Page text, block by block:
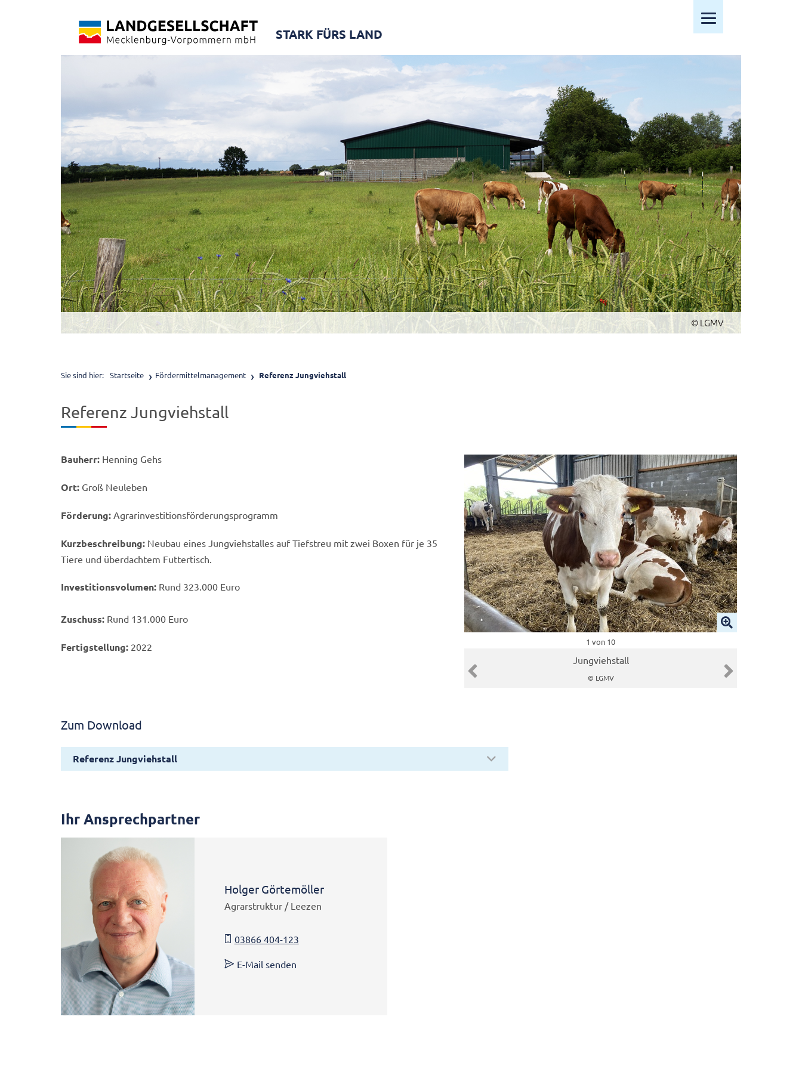
STARK FÜRS LAND
Mobiles Menü öffnen
© LGMV
Sie sind hier: Startseite Fördermittelmanagement Referenz Jungviehstall
Referenz Jungviehstall
Bauherr: Henning Gehs
Ort: Groß Neuleben
Förderung: Agrarinvestitionsförderungsprogramm
Kurzbeschreibung: Neubau eines Jungviehstalles auf Tiefstreu mit zwei Boxen für je 35
Tiere und überdachtem Futtertisch.
Investitionsvolumen: Rund 323.000 Euro
Zuschuss: Rund 131.000 Euro
Fertigstellung: 2022 1 von 10
Jungviehstall
© LGMV
Zum Download
Referenz Jungviehstall
Ihr Ansprechpartner
Holger Görtemöller
Agrarstruktur / Leezen
03866 404-123
E-Mail senden